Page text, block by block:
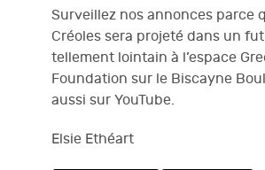
Surveillez nos annonces parce
Créoles sera projeté dans un
tellement lointain à l’espace
Foundation sur le Biscayne
aussi sur YouTube.
Elsie Ethéart